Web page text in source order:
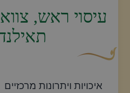
עיסוי ראש,
איכויות ויתרונות מרכזיים